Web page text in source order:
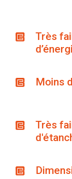
Très
Moins
Très